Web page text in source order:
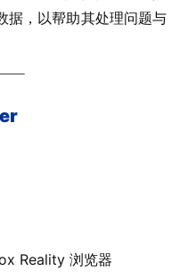
据，以帮助其处理问题与
Reality 浏览器